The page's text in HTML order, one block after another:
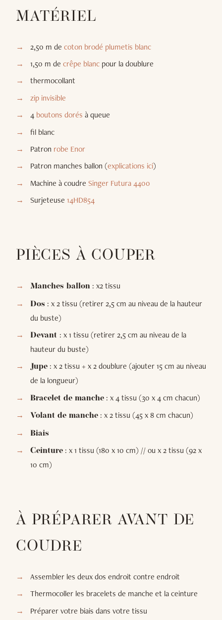
MATÉRIEL
2,50 m de coton brodé plumetis blanc
1,50 m de crêpe blancpour la doublure
thermocollant
zip invisible
4 boutons dorés à queue
fil blanc
Patron robe Enor
Patron manches ballon (explications ici)
Machine à coudre Singer Futura 4400
Surjeteuse 14HD854
PIÈCES À COUPER
Manches ballon: x2 tissu
Dos : x 2 tissu (retirer 2,5 cm au niveau de la hauteur
du buste)
Devant : x 1 tissu (retirer 2,5 cm au niveau de la
hauteur du buste)
Jupe: x 2 tissu + x 2 doublure (ajouter 15 cm au niveau
de la longueur)
Bracelet de manche: x 4 tissu (30 x 4 cm chacun)
Volant de manche: x 2 tissu (45 x 8 cm chacun)
Biais
Ceinture: x 1 tissu (180 x 10 cm) // ou x 2 tissu (92 x
10 cm)
À PRÉPARER AVANT DE
COUDRE
Assembler les deux dos endroit contre endroit
Thermocoller les bracelets de manche et la ceinture
Préparer votre biais dans votre tissu